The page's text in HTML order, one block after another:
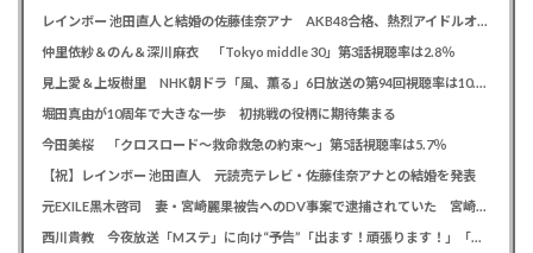
レインボー 池田直人と結婚の佐藤佳奈アナ AKB48合格、熱烈アイドルオタク「さかなちゃん」として人気に、7月末に読売テレビ退社
仲里依紗＆のん＆深川麻衣 「Tokyo middle 30」第3話視聴率は2.8％
見上愛＆上坂樹里 NHK朝ドラ「風、薫る」6日放送の第94回視聴率は10.4％
堀田真由が10周年で大きな一歩 初挑戦の役柄に期待集まる
今田美桜 「クロスロード～救命救急の約束～」第5話視聴率は5.7％
【祝】レインボー 池田直人 元読売テレビ・佐藤佳奈アナとの結婚を発表
元EXILE黒木啓司 妻・宮崎麗果被告へのDV事案で逮捕されていた 宮崎は全身打撲、頭部裂傷及び打撲、頸部損傷の怪我
西川貴教 今夜放送「Mステ」に向け“予告”「出ます！頑張ります！」「恐らくアレも着ます！」